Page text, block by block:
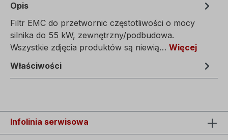
Opis
Filtr EMC do przetwornic częstotliwości o mocy
silnika do 55 kW, zewnętrzny/podbudowa.
Wszystkie zdjęcia produktów są niewią… Więcej
Właściwości
Infolinia serwisowa